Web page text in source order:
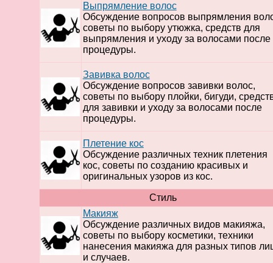
Выпрямление волос
Обсуждение вопросов выпрямления
советы по выбору утюжка, средств для
выпрямления и уходу за волосами после
процедуры.
Завивка волос
Обсуждение вопросов завивки волос,
советы по выбору плойки, бигуди,
для завивки и уходу за волосами после
процедуры.
Плетение кос
Обсуждение различных техник плетения
кос, советы по созданию красивых и
оригинальных узоров из кос.
Стиль
Макияж
Обсуждение различных видов макияжа,
советы по выбору косметики, техники
нанесения макияжа для разных типов
и случаев.